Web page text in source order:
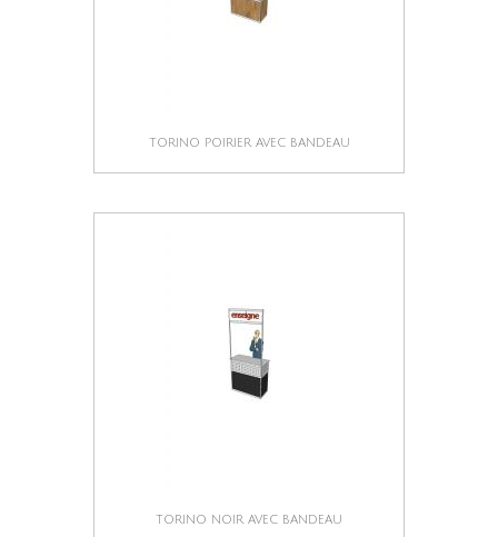
TORINO POIRIER AVEC BANDEAU
TORINO NOIR AVEC BANDEAU